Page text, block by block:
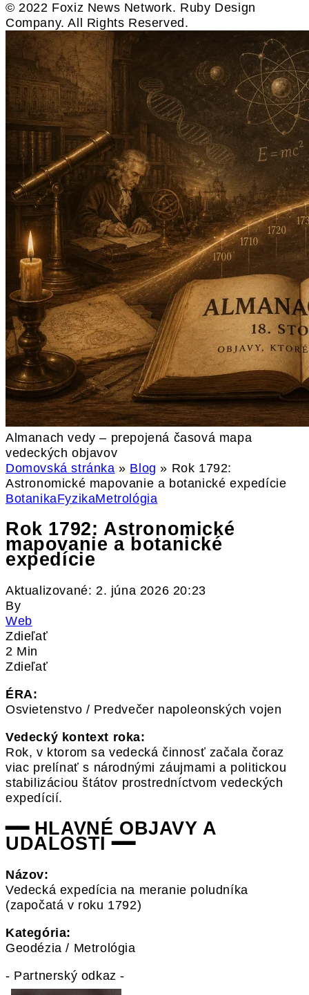
© 2022 Foxiz News Network. Ruby Design
Company. All Rights Reserved.
Almanach vedy – prepojená časová mapa
vedeckých objavov
Domovská stránka » Blog » Rok 1792:
Astronomické mapovanie a botanické expedície
BotanikaFyzikaMetrológia
Rok 1792: Astronomické
mapovanie a botanické
expedície
Aktualizované: 2. júna 2026 20:23
By
Web
Zdieľať
2 Min
Zdieľať
ÉRA:
Osvietenstvo / Predvečer napoleonských vojen
Vedecký kontext roka:
Rok, v ktorom sa vedecká činnosť začala čoraz
viac prelínať s národnými záujmami a politickou
stabilizáciou štátov prostredníctvom vedeckých
expedícií.
━━ HLAVNÉ OBJAVY A
UDALOSTI ━━
Názov:
Vedecká expedícia na meranie poludníka
(započatá v roku 1792)
Kategória:
Geodézia / Metrológia
- Partnerský odkaz -